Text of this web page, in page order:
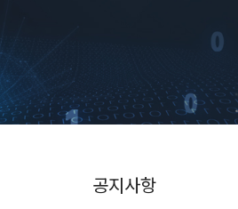
공지사항